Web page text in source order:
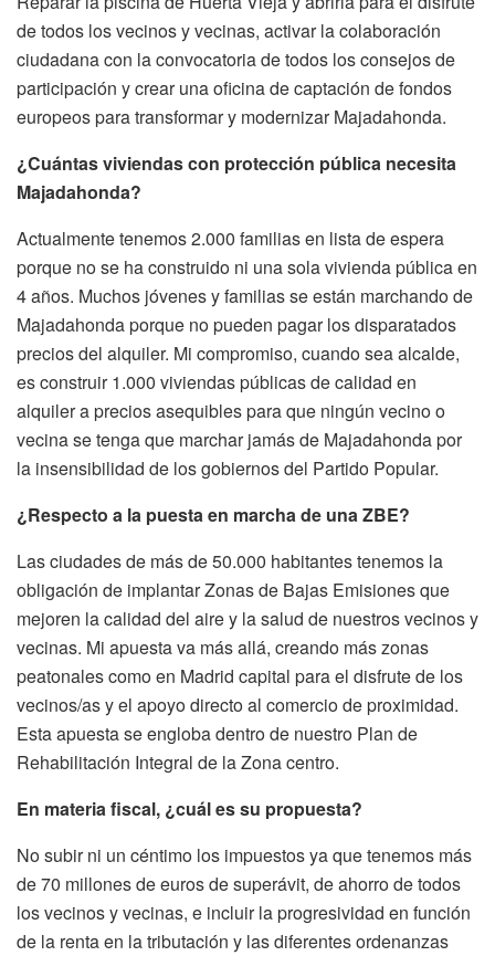
de todos los vecinos y vecinas, activar la colaboración
ciudadana con la convocatoria de todos los consejos de
participación y crear una oficina de captación de fondos
europeos para transformar y modernizar Majadahonda.
¿Cuántas viviendas con protección pública necesita
Majadahonda?
Actualmente tenemos 2.000 familias en lista de espera
porque no se ha construido ni una sola vivienda pública en
4 años. Muchos jóvenes y familias se están marchando de
Majadahonda porque no pueden pagar los disparatados
precios del alquiler. Mi compromiso, cuando sea alcalde,
es construir 1.000 viviendas públicas de calidad en
alquiler a precios asequibles para que ningún vecino o
vecina se tenga que marchar jamás de Majadahonda por
la insensibilidad de los gobiernos del Partido Popular.
¿Respecto a la puesta en marcha de una ZBE?
Las ciudades de más de 50.000 habitantes tenemos la
obligación de implantar Zonas de Bajas Emisiones que
mejoren la calidad del aire y la salud de nuestros vecinos y
vecinas. Mi apuesta va más allá, creando más zonas
peatonales como en Madrid capital para el disfrute de los
vecinos/as y el apoyo directo al comercio de proximidad.
Esta apuesta se engloba dentro de nuestro Plan de
Rehabilitación Integral de la Zona centro.
En materia fiscal, ¿cuál es su propuesta?
No subir ni un céntimo los impuestos ya que tenemos más
de 70 millones de euros de superávit, de ahorro de todos
los vecinos y vecinas, e incluir la progresividad en función
de la renta en la tributación y las diferentes ordenanzas